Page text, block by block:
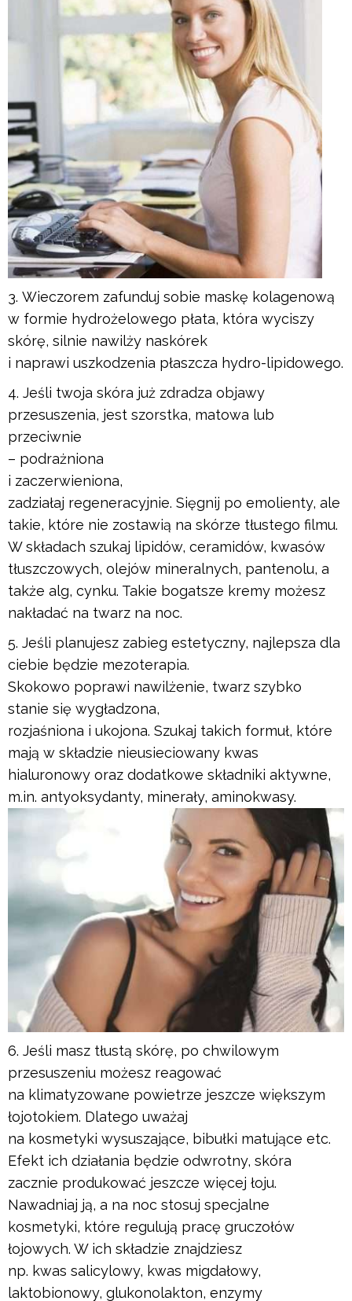
Wieczorem zafunduj sobie maskę kolagenową
w formie hydrożelowego płata, która wyciszy
skórę, silnie nawilży naskórek
i naprawi uszkodzenia płaszcza hydro-lipidowego.
Jeśli twoja skóra już zdradza objawy
przesuszenia, jest szorstka, matowa lub
przeciwnie
– podrażniona
i zaczerwieniona,
zadziałaj regeneracyjnie. Sięgnij po emolienty, ale
takie, które nie zostawią na skórze tłustego filmu.
W składach szukaj lipidów, ceramidów, kwasów
tłuszczowych, olejów mineralnych, pantenolu, a
także alg, cynku. Takie bogatsze kremy możesz
nakładać na twarz na noc.
Jeśli planujesz zabieg estetyczny, najlepsza dla
ciebie będzie mezoterapia.
Skokowo poprawi nawilżenie, twarz szybko
stanie się wygładzona,
rozjaśniona i ukojona. Szukaj takich formuł, które
mają w składzie nieusieciowany kwas
hialuronowy oraz dodatkowe składniki aktywne,
m.in. antyoksydanty, minerały, aminokwasy.
Jeśli masz tłustą skórę, po chwilowym
przesuszeniu możesz reagować
na klimatyzowane powietrze jeszcze większym
łojotokiem. Dlatego uważaj
na kosmetyki wysuszające, bibułki matujące etc.
Efekt ich działania będzie odwrotny, skóra
zacznie produkować jeszcze więcej łoju.
Nawadniaj ją, a na noc stosuj specjalne
kosmetyki, które regulują pracę gruczołów
łojowych. W ich składzie znajdziesz
np. kwas salicylowy, kwas migdałowy,
laktobionowy, glukonolakton, enzymy